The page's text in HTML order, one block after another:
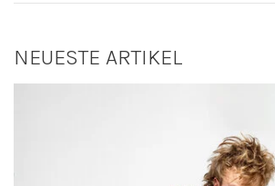
NEUESTE ARTIKEL